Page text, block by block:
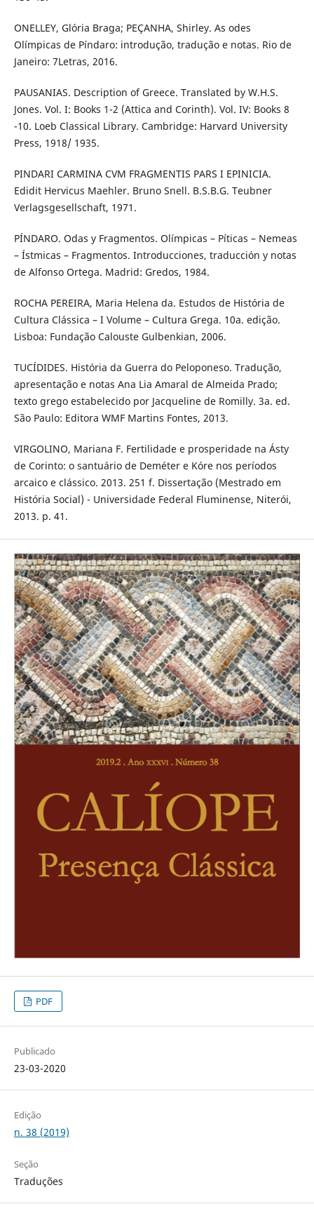
ONELLEY, Glória Braga; PEÇANHA, Shirley. As odes
Olímpicas de Píndaro: introdução, tradução e notas. Rio de
Janeiro: 7Letras, 2016.
PAUSANIAS. Description of Greece. Translated by W.H.S.
Jones. Vol. I: Books 1-2 (Attica and Corinth). Vol. IV: Books 8
-10. Loeb Classical Library. Cambridge: Harvard University
Press, 1918/ 1935.
PINDARI CARMINA CVM FRAGMENTIS PARS I EPINICIA.
Edidit Hervicus Maehler. Bruno Snell. B.S.B.G. Teubner
Verlagsgesellschaft, 1971.
PÍNDARO. Odas y Fragmentos. Olímpicas – Píticas – Nemeas
– Ístmicas – Fragmentos. Introducciones, traducción y notas
de Alfonso Ortega. Madrid: Gredos, 1984.
ROCHA PEREIRA, Maria Helena da. Estudos de História de
Cultura Clássica – I Volume – Cultura Grega. 10a. edição.
Lisboa: Fundação Calouste Gulbenkian, 2006.
TUCÍDIDES. História da Guerra do Peloponeso. Tradução,
apresentação e notas Ana Lia Amaral de Almeida Prado;
texto grego estabelecido por Jacqueline de Romilly. 3a. ed.
São Paulo: Editora WMF Martins Fontes, 2013.
VIRGOLINO, Mariana F. Fertilidade e prosperidade na Ásty
de Corinto: o santuário de Deméter e Kóre nos períodos
arcaico e clássico. 2013. 251 f. Dissertação (Mestrado em
História Social) - Universidade Federal Fluminense, Niterói,
2013. p. 41.
PDF
Publicado
23-03-2020
Edição
n. 38 (2019)
Seção
Traduções